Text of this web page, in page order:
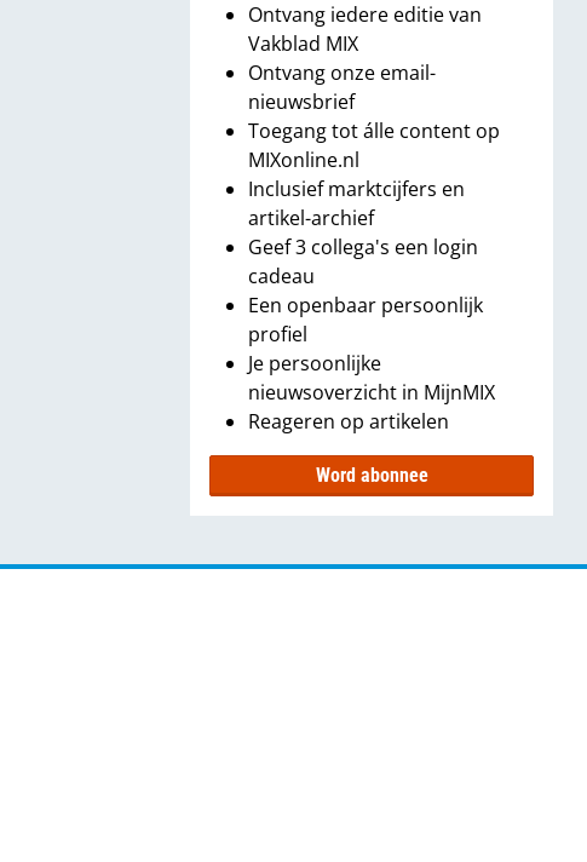
Ontvang iedere editie van
Vakblad MIX
Ontvang onze email-
nieuwsbrief
Toegang tot álle content op
MIXonline.nl
Inclusief marktcijfers en
artikel-archief
Geef 3 collega's een login
cadeau
Een openbaar persoonlijk
profiel
Je persoonlijke
nieuwsoverzicht in MijnMIX
Reageren op artikelen
Word abonnee